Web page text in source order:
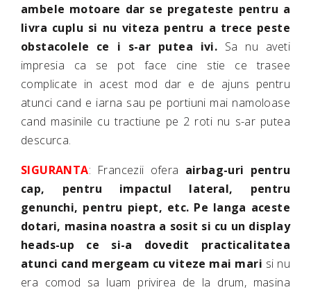
ambele motoare dar se pregateste pentru a
livra cuplu si nu viteza pentru a trece peste
obstacolele ce i s-ar putea ivi. Sa nu aveti
impresia ca se pot face cine stie ce trasee
complicate in acest mod dar e de ajuns pentru
atunci cand e iarna sau pe portiuni mai namoloase
cand masinile cu tractiune pe 2 roti nu s-ar putea
descurca.
SIGURANTA: Francezii ofera airbag-uri pentru
cap, pentru impactul lateral, pentru
genunchi, pentru piept, etc. Pe langa aceste
dotari, masina noastra a sosit si cu un display
heads-up ce si-a dovedit practicalitatea
atunci cand mergeam cu viteze mai mari si nu
era comod sa luam privirea de la drum, masina